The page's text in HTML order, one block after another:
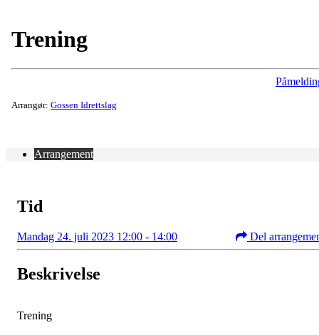
Trening
Arrangør: Gossen Idrettslag
Arrangement
Tid
Mandag 24. juli 2023 12:00 - 14:00 Del
Beskrivelse
Trening